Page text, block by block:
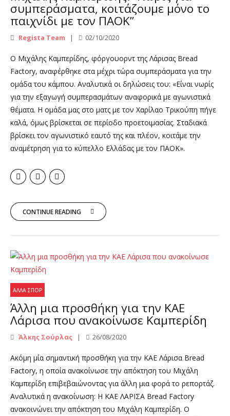
συμπεράσματα, κοιτάζουμε μόνο το
παιχνίδι με τον ΠΑΟΚ”
Regista Team 02/10/2020
Ο Μιχάλης Καμπερίδης, φόργουορντ της Λάρισας Bread
Factory, αναφέρθηκε στα μέχρι τώρα συμπεράσματα για την
ομάδα του κάμπου. Αναλυτικά οι δηλώσεις του: «Είναι νωρίς
για την εξαγωγή συμπερασμάτων αναφορικά με αγωνιστικά
θέματα. Η ομάδα μας στο ματς με τον Χαρίλαο Τρικούπη πήγε
καλά, όμως βρίσκεται σε περίοδο προετοιμασίας. Σταδιακά
βρίσκει τον αγωνιστικό εαυτό της και πλέον, κοιτάμε την
αναμέτρηση για το κύπελλο Ελλάδας με τον ΠΑΟΚ».
CONTINUE READING
ΆΛΛΑ ΣΠΟΡ
Άλλη μια προσθήκη για την ΚΑΕ
Λάρισα που ανακοίνωσε Καμπερίδη
Άλκης Σούρλας 26/08/2020
Ακόμη μία σημαντική προσθήκη για την ΚΑΕ Λάρισα Bread
Factory, η οποία ανακοίνωσε την απόκτηση του Μιχάλη
Καμπερίδη επιβεβαιώνοντας για άλλη μια φορά το ρεπορτάζ.
Αναλυτικά η ανακοίνωση: Η ΚΑΕ ΛΑΡΙΣΑ Bread Factory
ανακοινώνει την απόκτηση του Μιχάλη Καμπερίδη. Ο